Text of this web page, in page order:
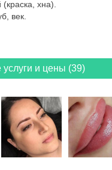
хна).
век.
услуги и цены (39)